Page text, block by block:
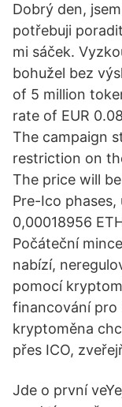
Dobrý den,
potřebuji
mi sáček.
bohužel bez
of 5 million
rate of EUR
The campaign
restriction on
The price will
Pre-Ico phases,
0,00018956
Počáteční
nabízí,
pomocí
financování pro
kryptoměna
přes ICO,
Jde o první